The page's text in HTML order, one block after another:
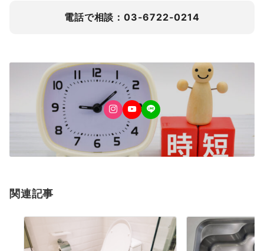
電話で相談：03-6722-0214
関連記事